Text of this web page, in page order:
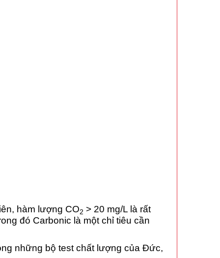
hàm lượng CO2 > 20 mg/L là rất
đó Carbonic là một chỉ tiêu cần
những bộ test chất lượng của Đức,